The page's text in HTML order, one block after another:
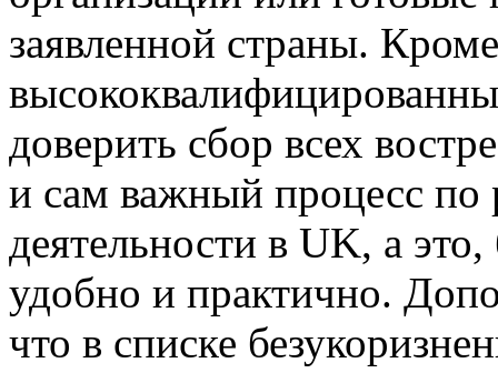
заявленной страны.
доверить сбор всех
и сам важный процесс по
деятельности в UK, а
удобно и практично.
что в списке